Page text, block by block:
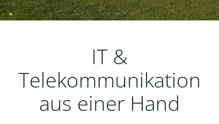
IT &
Telekommunikation
aus einer Hand